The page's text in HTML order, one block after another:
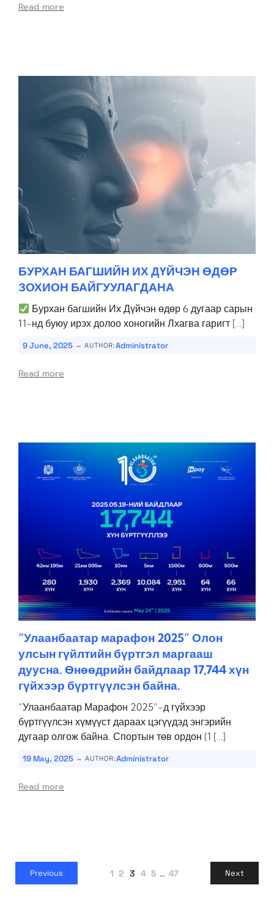
Read more
БУРХАН БАГШИЙН ИХ ДҮЙЧЭН ӨДӨР
ЗОХИОН БАЙГУУЛАГДАНА
Бурхан багшийн Их Дүйчэн өдөр 6 дугаар сарын
11-нд буюу ирэх долоо хоногийн Лхагва гаригт […]
9 June, 2025 - AUTHOR:Administrator
Read more
“Улаанбаатар марафон 2025” Олон
улсын гүйлтийн бүртгэл маргааш
дуусна. Өнөөдрийн байдлаар 17,744 хүн
гүйхээр бүртгүүлсэн байна.
“Улаанбаатар Марафон 2025”-д гүйхээр
бүртгүүлсэн хүмүүст дараах цэгүүдэд энгэрийн
дугаар олгож байна. Спортын төв ордон (1 […]
19 May, 2025 - AUTHOR:Administrator
Read more
Previous 1 2 3 4 5 … 47 Next